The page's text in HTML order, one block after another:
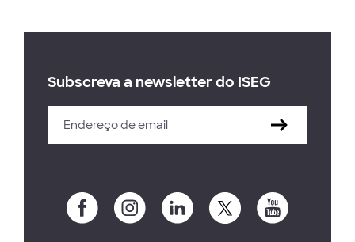
Subscreva a newsletter do ISEG